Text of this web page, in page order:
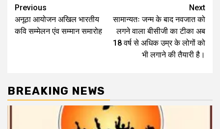
Post
navigation
Previous
अनूठा आयोजन अखिल भारतीय
कवि सम्मेलन एंव सम्मान समारोह
Next
सामान्यतः जन्म के बाद नवजात को
लगने वाला बीसीजी का टीका अब
18 वर्ष से अधिक उम्र के लोगों को
भी लगाने की तैयारी है।
BREAKING NEWS